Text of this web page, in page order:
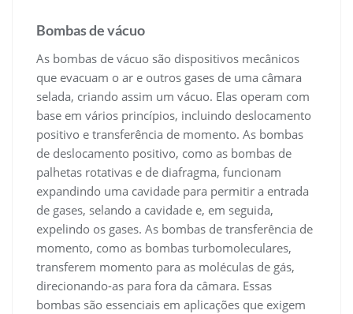
Bombas de vácuo
As bombas de vácuo são dispositivos mecânicos
que evacuam o ar e outros gases de uma câmara
selada, criando assim um vácuo. Elas operam com
base em vários princípios, incluindo deslocamento
positivo e transferência de momento. As bombas
de deslocamento positivo, como as bombas de
palhetas rotativas e de diafragma, funcionam
expandindo uma cavidade para permitir a entrada
de gases, selando a cavidade e, em seguida,
expelindo os gases. As bombas de transferência de
momento, como as bombas turbomoleculares,
transferem momento para as moléculas de gás,
direcionando-as para fora da câmara. Essas
bombas são essenciais em aplicações que exigem